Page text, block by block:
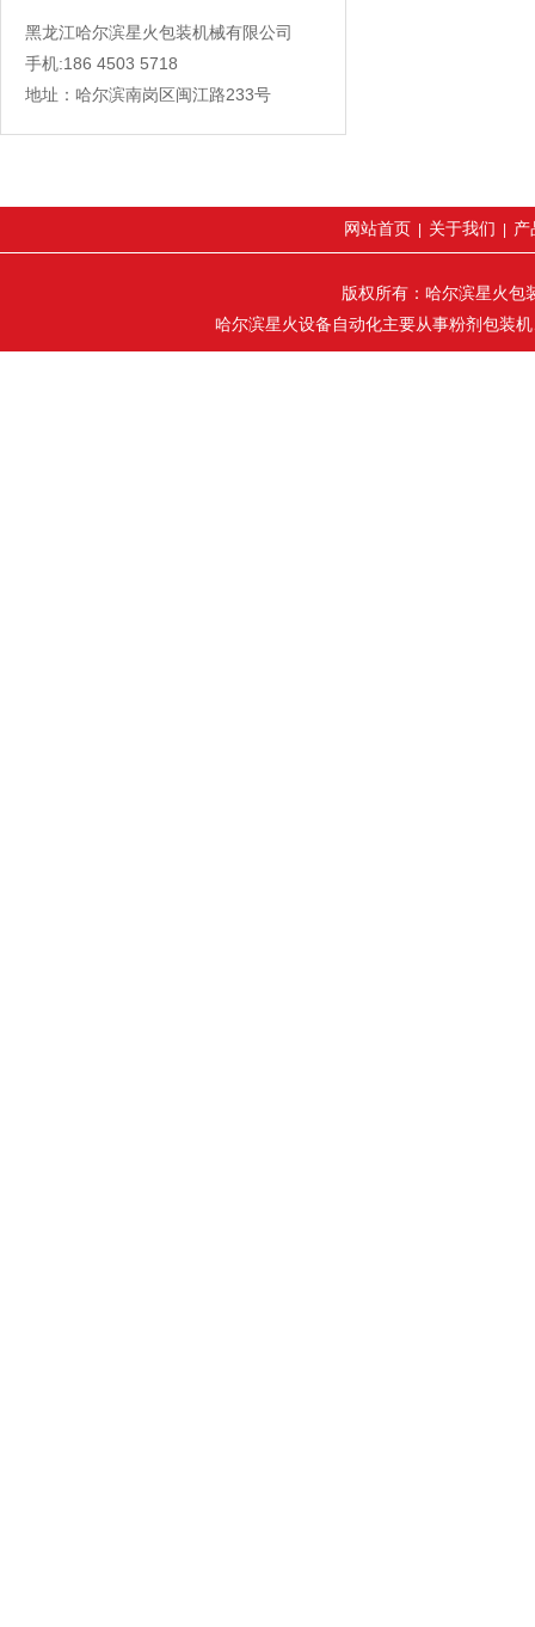
黑龙江哈尔滨星火包装机械有限公司
手机:186 4503 5718
地址：哈尔滨南岗区闽江路233号
网站首页 关于我们 产
版权所有：哈尔滨星火包
哈尔滨星火设备自动化主要从事粉剂包装